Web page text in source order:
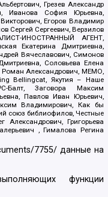
Грезев Александр
Иванова София Юрьевна,
Егоров Владимир
Сергей Сергеевич, Верзилов
ИНОСТРАННЫЙ АГЕНТ,
Екатерина Дмитриевна,
Вячеславович, Симонов
Соловьева Елена
Роман Александрович, МЕМО,
Bellingcat, Якутия – Наше
Заговора Максим
Павлов Иван Юрьевич,
Владимирович, Как бы
союз библиофилов, Честные
Григорьева
, Гималова Регина
7755/ данные на
функции